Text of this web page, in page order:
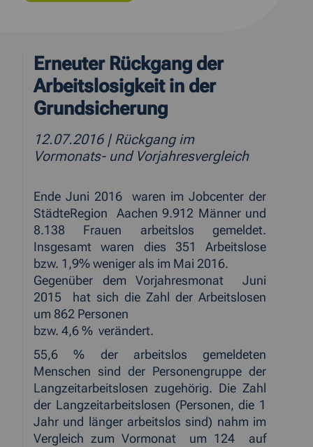
Erneuter Rückgang der
Arbeitslosigkeit in der
Grundsicherung
12.07.2016 | Rückgang im
Vormonats- und Vorjahresvergleich
Ende Juni 2016
waren im Jobcenter der
StädteRegion
Aachen 9.912 Männer und
8.138 Frauen arbeitslos gemeldet.
Insgesamt waren dies 351 Arbeitslose
bzw. 1,9% weniger als im Mai 2016.
Gegenüber dem Vorjahresmonat
Juni
2015
hat sich die Zahl der Arbeitslosen
um 862 Personen
bzw. 4,6 % verändert.
55,6 % der arbeitslos gemeldeten
Menschen sind der Personengruppe der
Langzeitarbeitslosen zugehörig. Die Zahl
der Langzeitarbeitslosen (Personen, die 1
Jahr und länger arbeitslos sind) nahm im
Vergleich zum Vormonat
um 124
auf